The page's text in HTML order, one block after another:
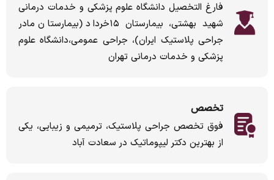
فارغ التخصیل دانشگاه علوم پزشکی و خدمات درمانی
شهید بهشتی، بیمارستان ۱۵خرداد (بیمارستان مادر
جراحی پلاستیک ایران)، جراحی عمومی،دانشگاه علوم
پزشکی و خدمات درمانی تهران
تخصص
فوق تخصص جراحی پلاستیک، ترمیمی و زیبایی، یکی
از بهترین دکتر لیپوماتیک در سعادت آباد